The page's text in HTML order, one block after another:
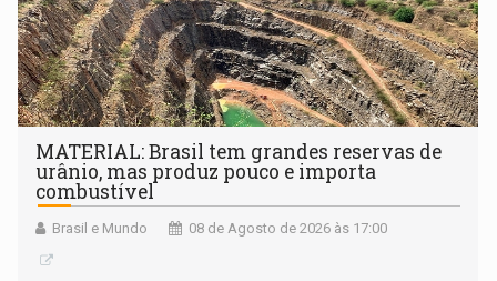
MATERIAL: Brasil tem grandes reservas de
urânio, mas produz pouco e importa
combustível
Brasil e Mundo 08 de Agosto de 2026 às 17:00